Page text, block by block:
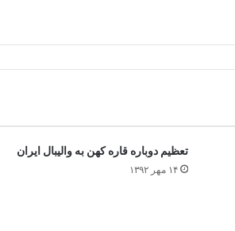
تعظیم دوباره قاره ‌کهن به والیبال ایران
۱۴ مهر ۱۳۹۲